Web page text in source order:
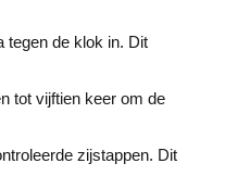
tegen de klok in. Dit
tot vijftien keer om de
zijstappen. Dit